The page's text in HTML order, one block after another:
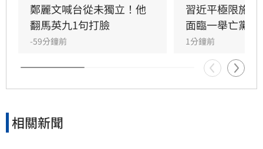
鄭麗文喊台從未獨立！他
翻馬英九1句打臉
-59分鐘前
習近平極限施
面臨一舉亡黨困
1分鐘前
相關新聞